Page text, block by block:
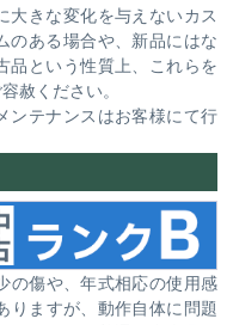
大きな変化を与えないカス
のある場合や、新品にはな
品という性質上、これらを
赦ください。
ンテナンスはお客様にて行
の傷や、年式相応の使用感
りますが、動作自体に問題